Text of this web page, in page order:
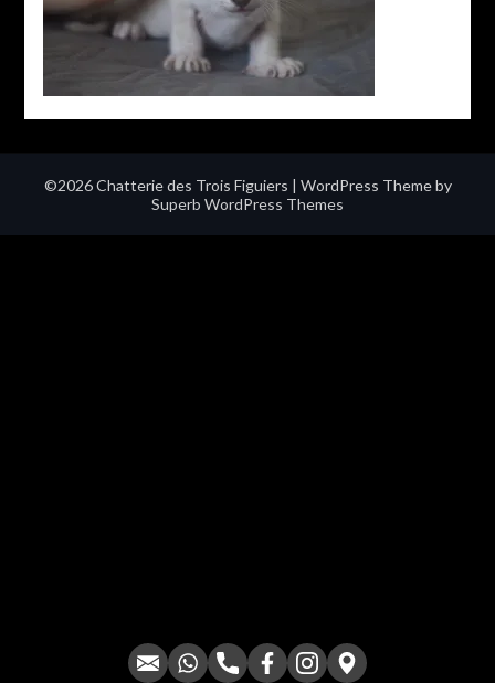
©2026 Chatterie des Trois Figuiers | WordPress Theme by
Superb WordPress Themes